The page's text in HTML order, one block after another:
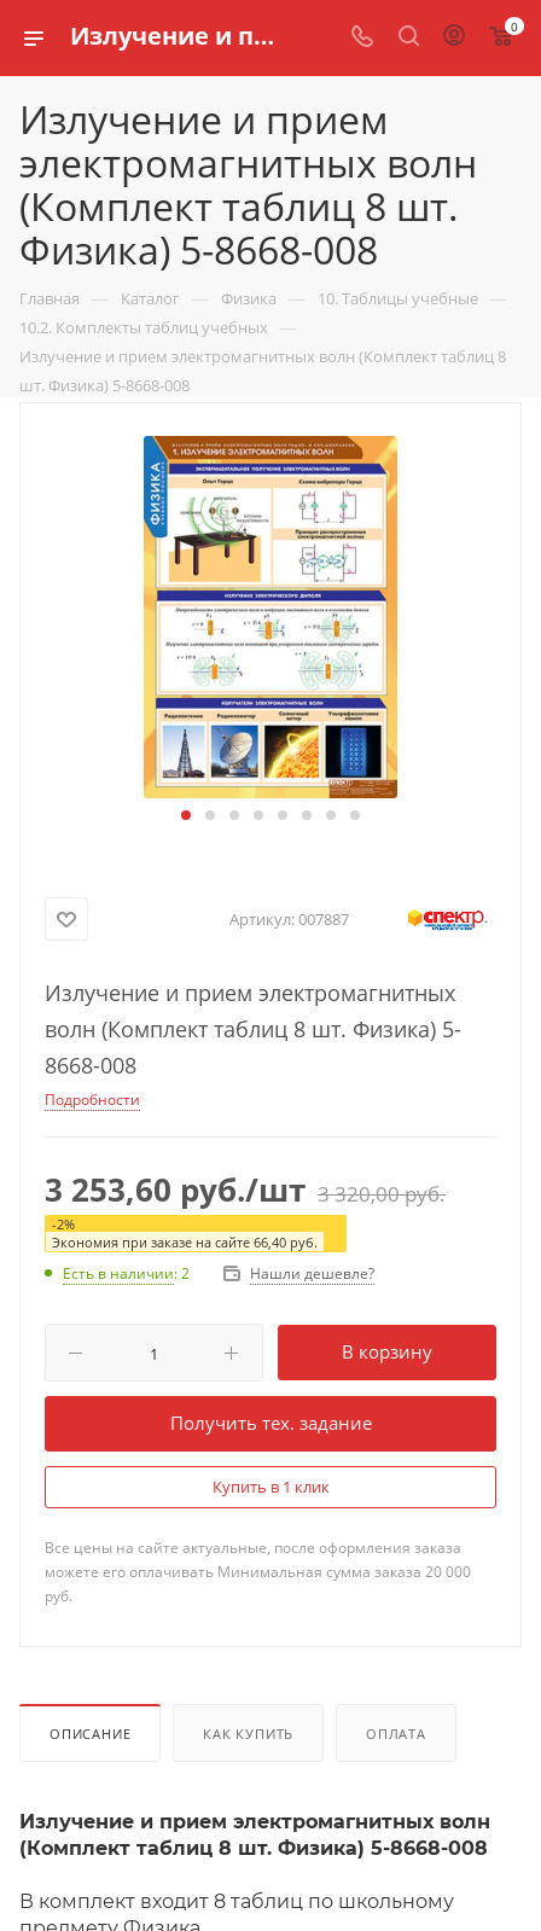
Излучение и прием электромагнитных волн (Комплект таблиц 8 шт. Физика) 5-8668-008 купить для кабинета физики по доступной цене в интернет магазине schools.ru 0
Излучение и прием
электромагнитных волн
(Комплект таблиц 8 шт.
Физика) 5-8668-008
Главная — Каталог — Физика — 10. Таблицы учебные —
10.2. Комплекты таблиц учебных —
Излучение и прием электромагнитных волн (Комплект таблиц 8
шт. Физика) 5-8668-008
Артикул:007887
Излучение и прием электромагнитных
волн (Комплект таблиц 8 шт. Физика) 5-
8668-008
Подробности
3 253,60 руб./шт 3 320,00руб.
-2%
Экономия при заказе на сайте 66,40 руб.
Есть в наличии: 2 Нашли дешевле?
В корзину
Получить тех. задание
Купить в 1 клик
Все цены на сайте актуальные, после оформления заказа
можете его оплачивать Минимальная сумма заказа 20 000
руб.
ОПИСАНИЕ КАК КУПИТЬ ОПЛАТА
Излучение и прием электромагнитных волн
(Комплект таблиц 8 шт. Физика) 5-8668-008
В комплект входит 8 таблиц по школьному